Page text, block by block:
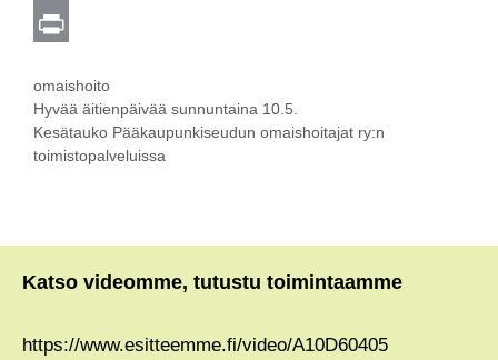
b
o
k
e
r
a
s
A
p
o
y
L
i
E
a
i
l
r
i
n
Kategoriat
omaishoito
Hyvää äitienpäivää sunnuntaina 10.5.
Kesätauko Pääkaupunkiseudun omaishoitajat ry:n
toimistopalveluissa
Katso videomme, tutustu toimintaamme
https://www.esitteemme.fi/video/A10D60405